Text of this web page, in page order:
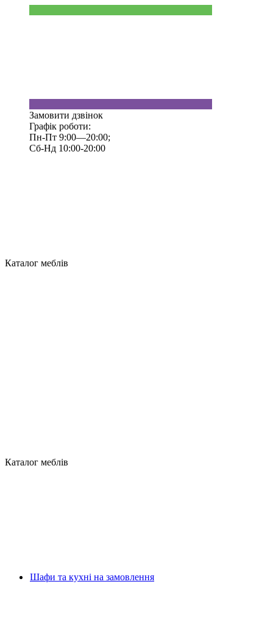
Замовити дзвінок
Графік роботи:
Пн-Пт 9:00—20:00;
Сб-Нд 10:00-20:00
Каталог меблів
Каталог меблів
Шафи та кухні на замовлення